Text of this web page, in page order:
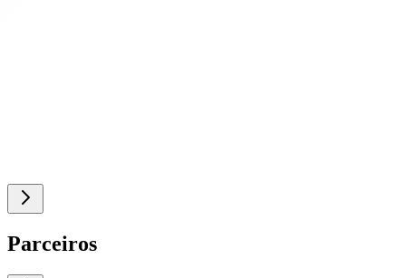
Parceiros